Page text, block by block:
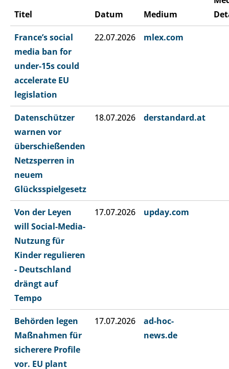
Titel Datum Medium
France’s social
media ban for
under-15s could
accelerate EU
legislation
22.07.2026 mlex.com
Datenschützer
warnen vor
überschießenden
Netzsperren in
neuem
Glücksspielgesetz
18.07.2026 derstandard.at
Von der Leyen
will Social-Media-
Nutzung für
Kinder regulieren
- Deutschland
drängt auf
Tempo
17.07.2026 upday.com
Behörden legen
Maßnahmen für
sicherere Profile
vor. EU plant
17.07.2026
ad-hoc-
news.de